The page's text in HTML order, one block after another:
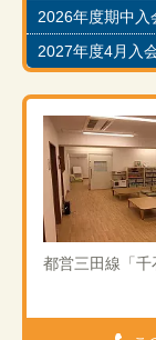
2026年度期中入
2027年度4月入
都営三田線「